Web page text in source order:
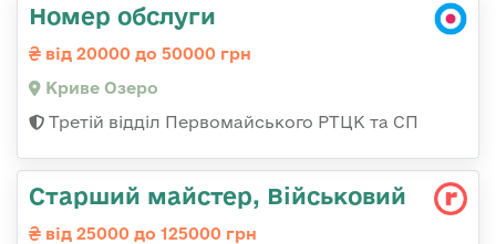
Номер обслуги
від 20000 до 50000 грн
Криве Озеро
Третій відділ Первомайського РТЦК та СП
Старший майстер, Військовий
від 25000 до 125000 грн